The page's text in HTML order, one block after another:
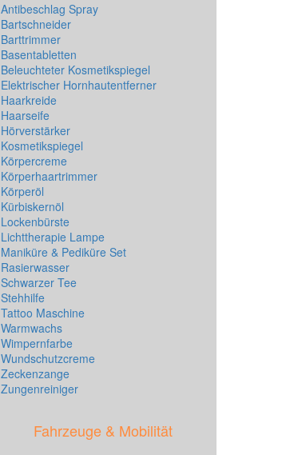
Antibeschlag Spray
Bartschneider
Barttrimmer
Basentabletten
Beleuchteter Kosmetikspiegel
Elektrischer Hornhautentferner
Haarkreide
Haarseife
Hörverstärker
Kosmetikspiegel
Körpercreme
Körperhaartrimmer
Körperöl
Kürbiskernöl
Lockenbürste
Lichttherapie Lampe
Maniküre & Pediküre Set
Rasierwasser
Schwarzer Tee
Stehhilfe
Tattoo Maschine
Warmwachs
Wimpernfarbe
Wundschutzcreme
Zeckenzange
Zungenreiniger
Fahrzeuge & Mobilität